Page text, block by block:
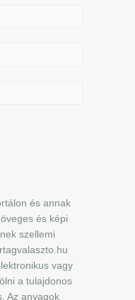
és annak
és képi
szellemi
vagy
a tulajdonos
Az anyagok